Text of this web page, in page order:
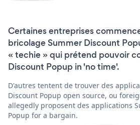
Certaines entreprises
bricolage Summer Discount
« techie » qui prétend pouvoir
Discount Popup in 'no time'.
D'autres tentent de trouver des
Discount Popup open source, ou
allegedly proposent des applications
Popup for a bargain.